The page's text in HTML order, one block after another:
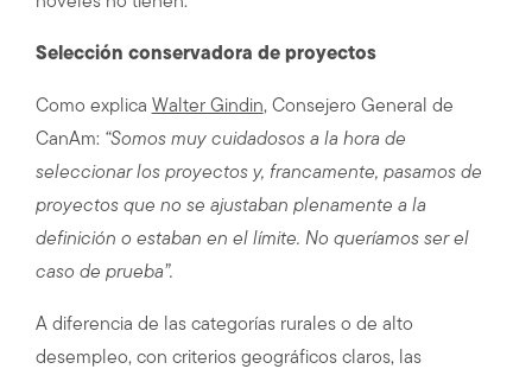
Selección conservadora de proyectos
Como explica Walter Gindin, Consejero General de
CanAm: “Somos muy cuidadosos a la hora de
seleccionar los proyectos y, francamente, pasamos de
proyectos que no se ajustaban plenamente a la
definición o estaban en el límite. No queríamos ser el
caso de prueba”.
A diferencia de las categorías rurales o de alto
desempleo, con criterios geográficos claros, las